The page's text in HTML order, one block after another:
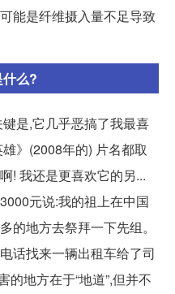
能是纤维摄入量不足导致
么?
是,它几乎恶搞了我最喜
》(2008年的) 片名都取
! 我还是更喜欢它的另...
元说:我的祖上在中国
的地方去祭拜一下先组。
话找来一辆出租车给了司
的地方在于“地道”,但并不